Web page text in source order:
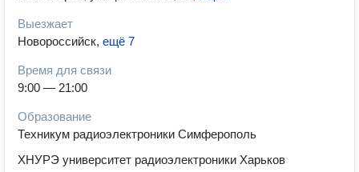
Выезжает
Новороссийск, ещё 7
Время для связи
9:00 — 21:00
Образование
Техникум радиоэлектроники Симферополь
ХНУРЭ университет радиоэлектроники Харьков